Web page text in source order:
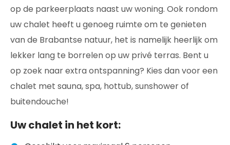
op de parkeerplaats naast uw woning. Ook rondom
uw chalet heeft u genoeg ruimte om te genieten
van de Brabantse natuur, het is namelijk heerlijk om
lekker lang te borrelen op uw privé terras. Bent u
op zoek naar extra ontspanning? Kies dan voor een
chalet met sauna, spa, hottub, sunshower of
buitendouche!
Uw chalet in het kort: